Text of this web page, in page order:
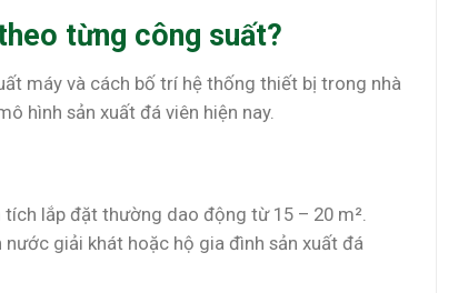
từng công suất?
máy và cách bố trí hệ thống thiết bị trong nhà
hình sản xuất đá viên hiện nay.
lắp đặt thường dao động từ 15 – 20 m².
giải khát hoặc hộ gia đình sản xuất đá